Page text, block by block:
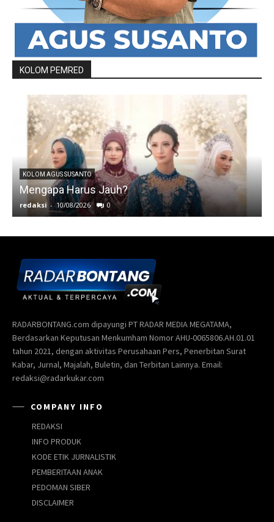
RADARBONTANG.com dipayungi PT RADAR MEDIA MEGATAMA,
Berdasarkan Keputusan Menkumham Nomor AHU-0065806.AH.01.01
tahun 2021, dengan aktivitas Perusahaan Pers, Penerbitan Surat
Kabar, Jurnal, Majalah, Buletin, dan Terbitan Lainnya. Email:
redaksi@radarkukar.com
COMPANY INFO
REDAKSI
INFO PRODUK
KODE ETIK JURNALISTIK
PEMBERITAAN ANAK
PEDOMAN SIBER
DISCLAIMER